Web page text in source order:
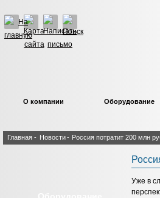
О компании Оборудование
Главная - Новости-Россия потратит 200 млн
Уже в